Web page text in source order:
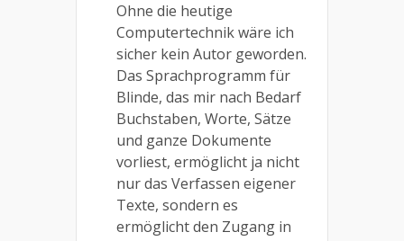
Ohne die heutige
Computertechnik wäre ich
sicher kein Autor geworden.
Das Sprachprogramm für
Blinde, das mir nach Bedarf
Buchstaben, Worte, Sätze
und ganze Dokumente
vorliest, ermöglicht ja nicht
nur das Verfassen eigener
Texte, sondern es
ermöglicht den Zugang in